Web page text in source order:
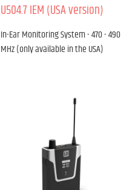
U504.7 IEM (USA version)
In-Ear Monitoring System - 470 - 490
MHz (only available in the USA)